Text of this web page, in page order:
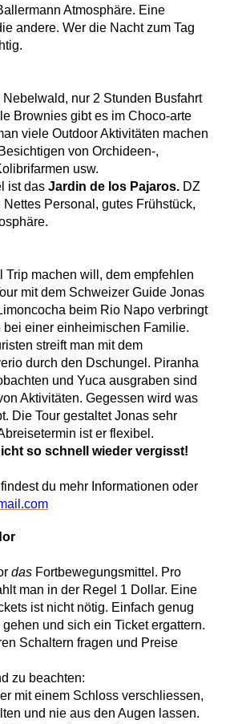
Atmosphäre. Eine
andere. Wer die Nacht zum Tag
Nebelwald, nur 2 Stunden Busfahrt
Brownies gibt es im Choco-arte
viele Outdoor Aktivitäten machen
von Orchideen-,
usw.
ist das Jardin de los Pajaros. DZ
Personal, gutes Frühstück,
Trip machen will, dem empfehlen
mit dem Schweizer Guide Jonas
beim Rio Napo verbringt
bei einer einheimischen Familie.
streift man mit dem
durch den Dschungel. Piranha
und Yuca ausgraben sind
Aktivitäten. Gegessen wird was
Die Tour gestaltet Jonas sehr
ist er flexibel.
so schnell wieder vergisst!
findest du mehr Informationen oder
das Fortbewegungsmittel. Pro
man in der Regel 1 Dollar. Eine
ist nicht nötig. Einfach genug
und sich ein Ticket ergattern.
Schaltern fragen und Preise
zu beachten:
mit einem Schloss verschliessen,
und nie aus den Augen lassen.